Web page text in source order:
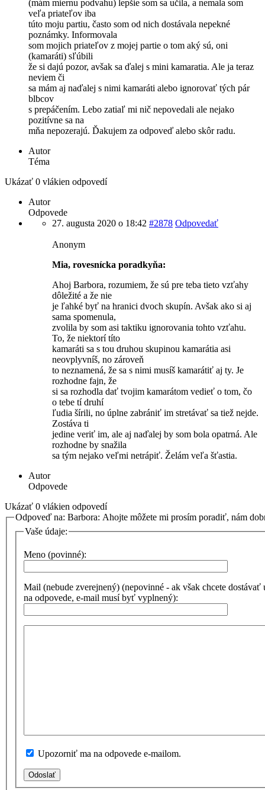
(mám miernu podvahu) lepšie som sa učila, a nemala som
veľa priateľov iba
túto moju partiu, často som od nich dostávala nepekné
poznámky. Informovala
som mojich priateľov z mojej partie o tom aký sú, oni
(kamaráti) sľúbili
že si dajú pozor, avšak sa ďalej s mini kamaratia. Ale ja teraz
neviem či
sa mám aj naďalej s nimi kamaráti alebo ignorovať tých pár
blbcov
s prepáčením. Lebo zatiaľ mi nič nepovedali ale nejako
pozitívne sa na
mňa nepozerajú. Ďakujem za odpoveď alebo skôr radu.
Autor
Téma
Ukázať 0 vlákien odpovedí
Autor
Odpovede
27. augusta 2020 o 18:42 #2878 Odpovedať
Anonym
Mia, rovesnícka poradkyňa:
Ahoj Barbora, rozumiem, že sú pre teba tieto vzťahy
dôležité a že nie
je ľahké byť na hranici dvoch skupín. Avšak ako si aj
sama spomenula,
zvolila by som asi taktiku ignorovania tohto vzťahu.
To, že niektorí títo
kamaráti sa s tou druhou skupinou kamarátia asi
neovplyvníš, no zároveň
to neznamená, že sa s nimi musíš kamarátiť aj ty. Je
rozhodne fajn, že
si sa rozhodla dať tvojim kamarátom vedieť o tom, čo
o tebe tí druhí
ľudia šírili, no úplne zabrániť im stretávať sa tiež nejde.
Zostáva ti
jedine veriť im, ale aj naďalej by som bola opatrná. Ale
rozhodne by snažila
sa tým nejako veľmi netrápiť. Želám veľa šťastia.
Autor
Odpovede
Ukázať 0 vlákien odpovedí
Odpoveď na: Barbora: Ahojte môžete mi prosím poradiť, nám
Vaše údaje:
Meno (povinné):
Mail (nebude zverejnený) (nepovinné - ak však chcete dostávať
na odpovede, e-mail musí byť vyplnený):
Upozorniť ma na odpovede e-mailom.
Odoslať